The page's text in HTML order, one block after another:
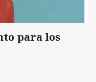
para los